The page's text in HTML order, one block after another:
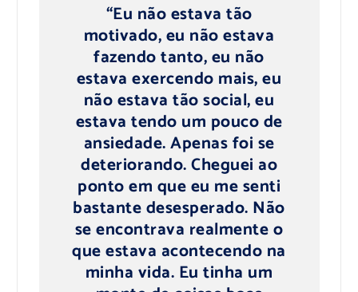
“Eu não estava tão
motivado, eu não estava
fazendo tanto, eu não
estava exercendo mais, eu
não estava tão social, eu
estava tendo um pouco de
ansiedade. Apenas foi se
deteriorando. Cheguei ao
ponto em que eu me senti
bastante desesperado. Não
se encontrava realmente o
que estava acontecendo na
minha vida. Eu tinha um